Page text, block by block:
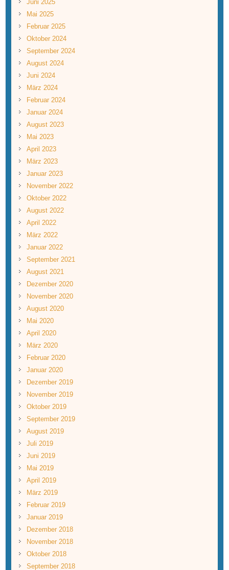
Juni 2025
Mai 2025
Februar 2025
Oktober 2024
September 2024
August 2024
Juni 2024
März 2024
Februar 2024
Januar 2024
August 2023
Mai 2023
April 2023
März 2023
Januar 2023
November 2022
Oktober 2022
August 2022
April 2022
März 2022
Januar 2022
September 2021
August 2021
Dezember 2020
November 2020
August 2020
Mai 2020
April 2020
März 2020
Februar 2020
Januar 2020
Dezember 2019
November 2019
Oktober 2019
September 2019
August 2019
Juli 2019
Juni 2019
Mai 2019
April 2019
März 2019
Februar 2019
Januar 2019
Dezember 2018
November 2018
Oktober 2018
September 2018